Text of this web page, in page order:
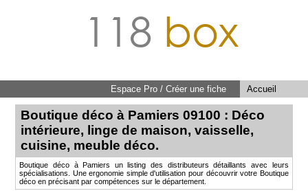
118 box
Accueil
Espace Pro / Créer une fiche
Boutique déco à Pamiers 09100 : Déco
intérieure, linge de maison, vaisselle,
cuisine, meuble déco.
Boutique déco à Pamiers un listing des distributeurs détaillants avec leurs
spécialisations. Une ergonomie simple d'utilisation pour découvrir votre Boutique
déco en précisant par compétences sur le département.